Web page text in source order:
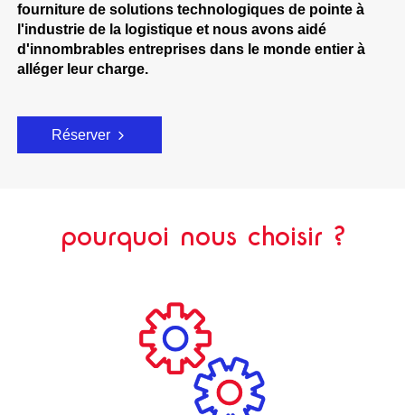
fourniture de solutions technologiques de pointe à
l'industrie de la logistique et nous avons aidé
d'innombrables entreprises dans le monde entier à
alléger leur charge.
Réserver
pourquoi nous choisir ?